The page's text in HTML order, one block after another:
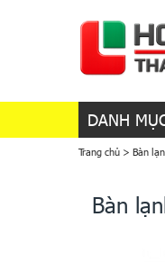
DANH
Trang chủ > Bàn
Bàn